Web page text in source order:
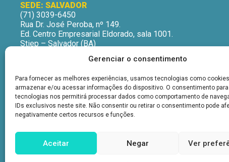
Gerenciar o consentimento
Para fornecer as melhores experiências, usamos tecnologias como
armazenar e/ou acessar informações do dispositivo. O consentimento
tecnologias nos permitirá processar dados como comportamento de
IDs exclusivos neste site. Não consentir ou retirar o consentimento pode
negativamente certos recursos e funções.
Aceitar Negar Ver
SEDE: SALVADOR
(71) 3039-6450
Rua Dr. José Peroba, nº 149.
Ed. Centro Empresarial Eldorado, sala 1001.
Stiep – Salvador (BA)
Horário de Atendimento:
9h às 12h | 13h às 16h